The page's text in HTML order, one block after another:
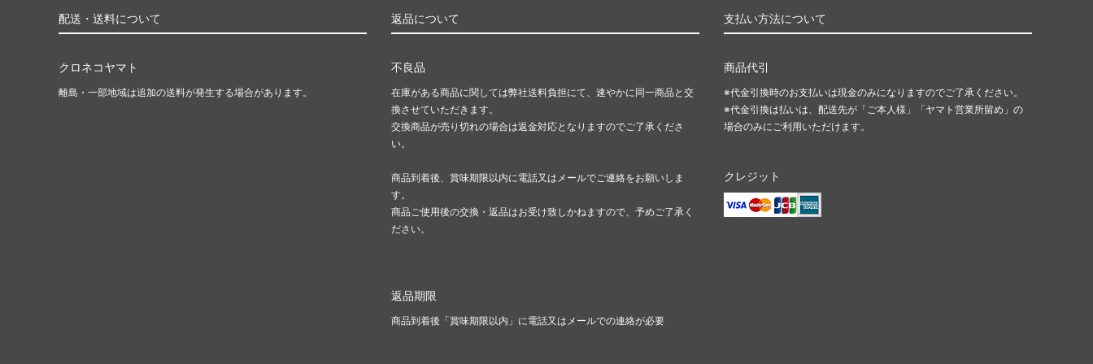
配送・送料について
クロネコヤマト
離島・一部地域は追加の送料が発生する場合があります。
返品について
不良品
在庫がある商品に関しては弊社送料負担にて、速やかに同一商品と交
換させていただきます。
交換商品が売り切れの場合は返金対応となりますのでご了承くださ
い。
商品到着後、賞味期限以内に電話又はメールでご連絡をお願いしま
す。
商品ご使用後の交換・返品はお受け致しかねますので、予めご了承く
ださい。
返品期限
商品到着後「賞味期限以内」に電話又はメールでの連絡が必要
支払い方法について
商品代引
※代金引換時のお支払いは現金のみになりますのでご了承ください。
※代金引換は払いは、配送先が「ご本人様」「ヤマト営業所留め」の
場合のみにご利用いただけます。
クレジット